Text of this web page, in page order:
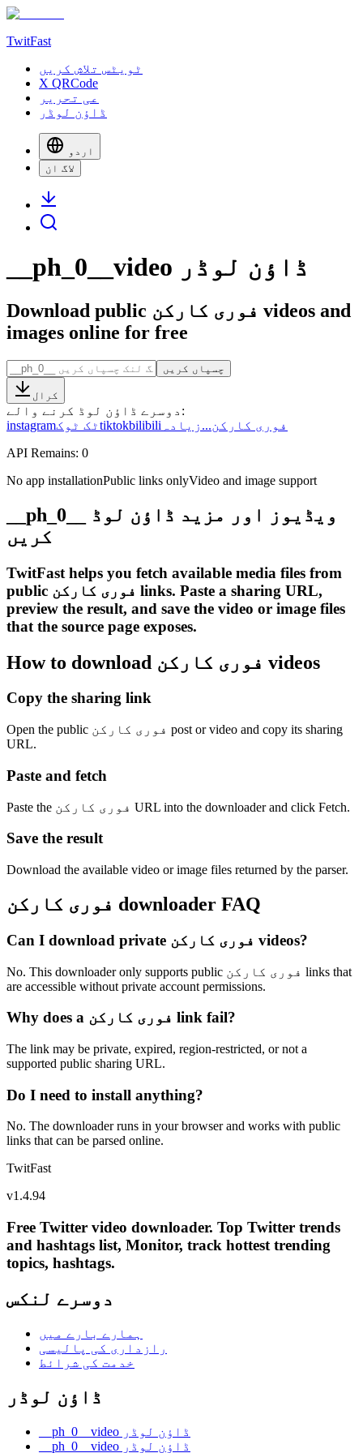
TwitFast
ٹویٹس تلاش کریں
X QRCode
عی تحریر
ڈاؤن لوڈر
اردو
لاگ ان
__ph_0__video ڈاؤن لوڈر
Download public فوری کارکن videos and
images online for free
چسپاں کریں
کرال
دوسرے ڈاؤن لوڈ کرنے والے :
instagramٹک ٹوکtiktokbilibili فوری کارکن... زیادہ
API Remains: 0
No app installationPublic links onlyVideo and image support
__ph_0__ ویڈیوز اور مزید ڈاؤن لوڈ
کریں
TwitFast helps you fetch available media files from
public فوری کارکن links. Paste a sharing URL,
preview the result, and save the video or image files
that the source page exposes.
How to download فوری کارکن videos
Copy the sharing link
Open the public فوری کارکن post or video and copy its sharing
URL.
Paste and fetch
Paste the فوری کارکن URL into the downloader and click Fetch.
Save the result
Download the available video or image files returned by the parser.
فوری کارکن downloader FAQ
Can I download private فوری کارکن videos?
No. This downloader only supports public فوری کارکن links that
are accessible without private account permissions.
Why does a فوری کارکن link fail?
The link may be private, expired, region-restricted, or not a
supported public sharing URL.
Do I need to install anything?
No. The downloader runs in your browser and works with public
links that can be parsed online.
TwitFast
v1.4.94
Free Twitter video downloader. Top Twitter trends
and hashtags list, Monitor, track hottest trending
topics, hashtags.
دوسرے لنکس
ہمارے بارے میں
رازداری کی پالیسی
خدمت کی شرائط
ڈاؤن لوڈر
__ph_0__video ڈاؤن لوڈر
__ph_0__video ڈاؤن لوڈر